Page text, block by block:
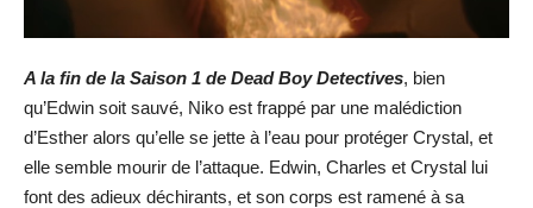
A la fin de la Saison 1 de Dead Boy Detectives, bien
qu’Edwin soit sauvé, Niko est frappé par une malédiction
d’Esther alors qu’elle se jette à l’eau pour protéger Crystal, et
elle semble mourir de l’attaque. Edwin, Charles et Crystal lui
font des adieux déchirants, et son corps est ramené à sa